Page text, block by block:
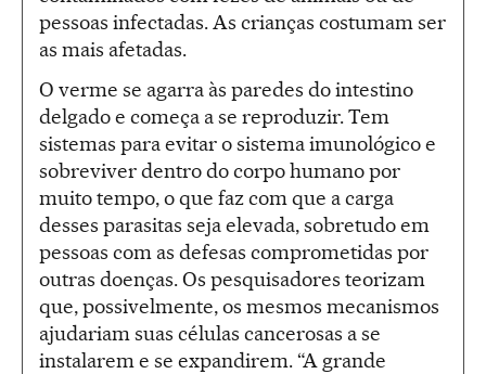
pessoas infectadas. As crianças costumam ser
as mais afetadas.
O verme se agarra às paredes do intestino
delgado e começa a se reproduzir. Tem
sistemas para evitar o sistema imunológico e
sobreviver dentro do corpo humano por
muito tempo, o que faz com que a carga
desses parasitas seja elevada, sobretudo em
pessoas com as defesas comprometidas por
outras doenças. Os pesquisadores teorizam
que, possivelmente, os mesmos mecanismos
ajudariam suas células cancerosas a se
instalarem e se expandirem. “A grande